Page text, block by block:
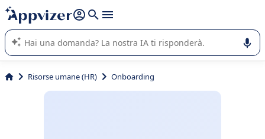
righe con
shift + enter
L'IA di Appvizer vi guida nell'utilizzo o nella scelta di un
software SaaS per la vostra azienda.
Risorse umane (HR) Onboarding